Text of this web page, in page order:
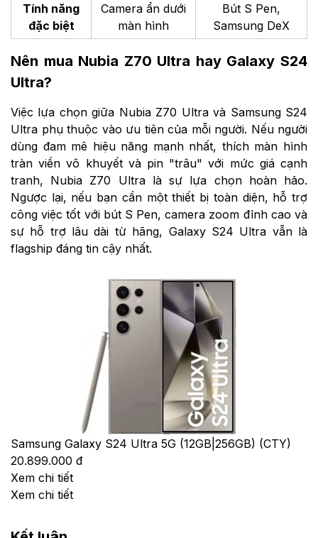
Tính năng
đặc biệt
Camera ẩn dưới
màn hình
Bút S Pen,
Samsung DeX
Nên mua Nubia Z70 Ultra hay Galaxy S24
Ultra?
Việc lựa chọn giữa Nubia Z70 Ultra và Samsung S24
Ultra phụ thuộc vào ưu tiên của mỗi người. Nếu người
dùng đam mê hiệu năng mạnh nhất, thích màn hình
tràn viền vô khuyết và pin "trâu" với mức giá cạnh
tranh, Nubia Z70 Ultra là sự lựa chọn hoàn hảo.
Ngược lại, nếu bạn cần một thiết bị toàn diện, hỗ trợ
công việc tốt với bút S Pen, camera zoom đỉnh cao và
sự hỗ trợ lâu dài từ hãng, Galaxy S24 Ultra vẫn là
flagship đáng tin cậy nhất.
Samsung Galaxy S24 Ultra 5G (12GB|256GB) (CTY)
20.899.000 đ
Xem chi tiết
Xem chi tiết